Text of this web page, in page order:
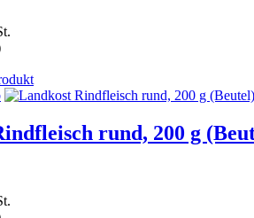
rund, 200 g